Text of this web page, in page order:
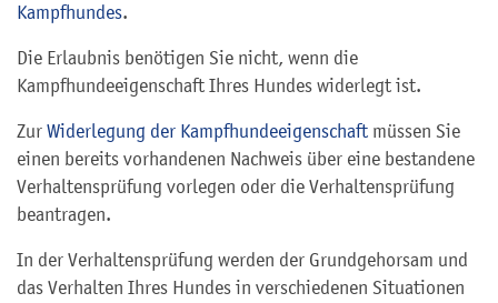
Kampfhundes.
Die Erlaubnis benötigen Sie nicht, wenn die
Kampfhundeeigenschaft Ihres Hundes widerlegt ist.
Zur Widerlegung der Kampfhundeeigenschaft müssen Sie
einen bereits vorhandenen Nachweis über eine bestandene
Verhaltensprüfung vorlegen oder die Verhaltensprüfung
beantragen.
In der Verhaltensprüfung werden der Grundgehorsam und
das Verhalten Ihres Hundes in verschiedenen Situationen